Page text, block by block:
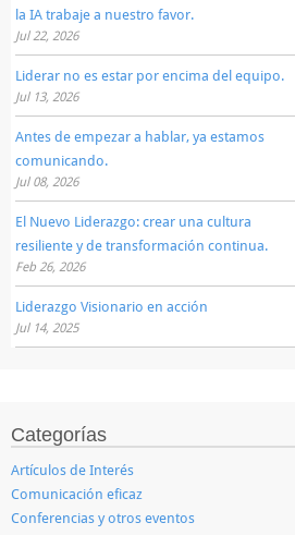
la IA trabaje a nuestro favor.
Jul 22, 2026
Liderar no es estar por encima del equipo.
Jul 13, 2026
Antes de empezar a hablar, ya estamos
comunicando.
Jul 08, 2026
El Nuevo Liderazgo: crear una cultura
resiliente y de transformación continua.
Feb 26, 2026
Liderazgo Visionario en acción
Jul 14, 2025
Categorías
Artículos de Interés
Comunicación eficaz
Conferencias y otros eventos